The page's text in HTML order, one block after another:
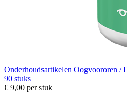
Onderhoudsartikelen Oogvoororen /
90 stuks
€ 9,00 per stuk